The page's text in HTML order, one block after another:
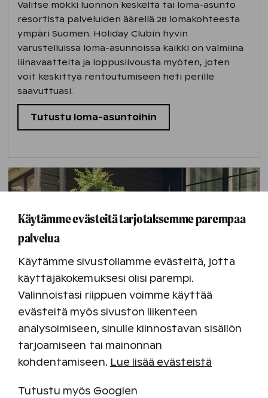
Valitse mökki luonnon keskeltä tai loma-asunto
resortista palveluiden äärellä 28 lomakohteesta
ympäri Suomen. Holiday Clubin hyvin
varustelluissa loma-asunnoissa kaikki on valmiina
liinavaatteita ja loppusiivousta myöten, joten
voit keskittyä rentoutumiseen heti perille
saavuttuasi.
Tutustu loma-asuntoihin
Oma lomaviikko – varma ja
edullinen tapa lomailla
Käytämme evästeitä tarjotaksemme parempaa
palvelua
Käytämme sivustollamme evästeitä, jotta
käyttäjäkokemuksesi olisi parempi.
Valinnoistasi riippuen voimme käyttää
evästeitä myös sivuston liikenteen
analysoimiseen, sinulle kiinnostavan sisällön
tarjoamiseen tai mainonnan
kohdentamiseen. Lue lisää evästeistä
Tutustu myös Googlen